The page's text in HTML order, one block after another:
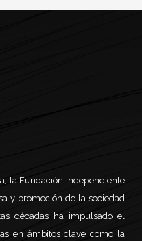
la Fundación Independiente
y promoción de la sociedad
décadas ha impulsado el
en ámbitos clave como la